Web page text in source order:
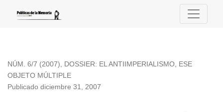
El antiimperialismo, ese objeto múltiple. En torno a las
NÚM. 6/7 (2007), DOSSIER: EL ANTIIMPERIALISMO, ESE
OBJETO MÚLTIPLE
Publicado diciembre 31, 2007